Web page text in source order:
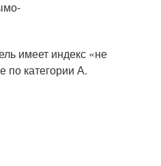
имеет индекс «не
по категории А.